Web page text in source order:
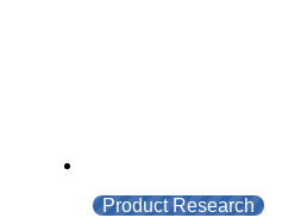
Product Research